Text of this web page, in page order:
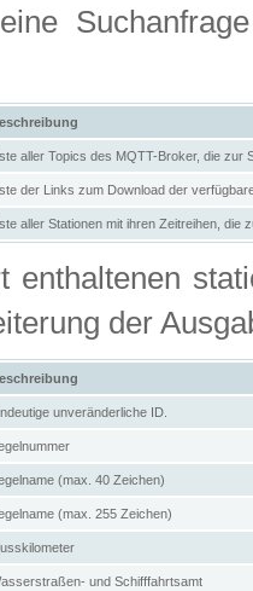
aller Topics des MQTT-Broker, die zur
der Links zum Download der
aller Stationen mit ihren Zeitreihen, die
enthaltenen
der
unveränderliche ID.
(max. 40 Zeichen)
(max. 255 Zeichen)
und Schifffahrtsamt